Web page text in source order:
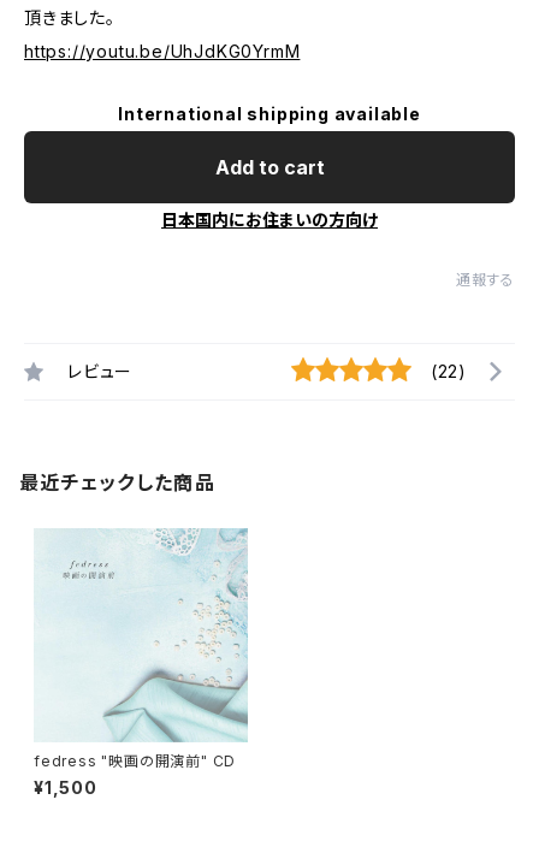
頂きました。
https://youtu.be/UhJdKG0YrmM
International shipping available
Add to cart
日本国内にお住まいの方向け
通報する
レビュー (22)
最近チェックした商品
fedress "映画の開演前" CD
¥1,500